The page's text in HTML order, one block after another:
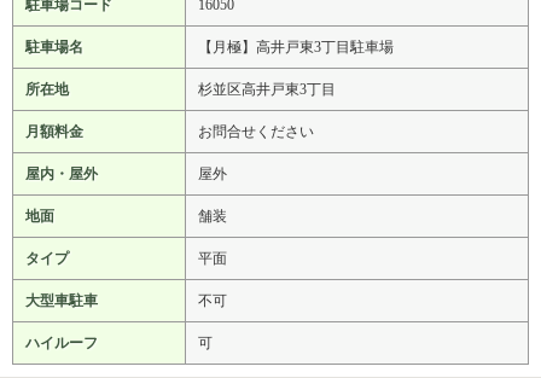
駐車場コード 16050
駐車場名 【月極】高井戸東3丁目駐車場
所在地 杉並区高井戸東3丁目
月額料金 お問合せください
屋内・屋外 屋外
地面 舗装
タイプ 平面
大型車駐車 不可
ハイルーフ 可